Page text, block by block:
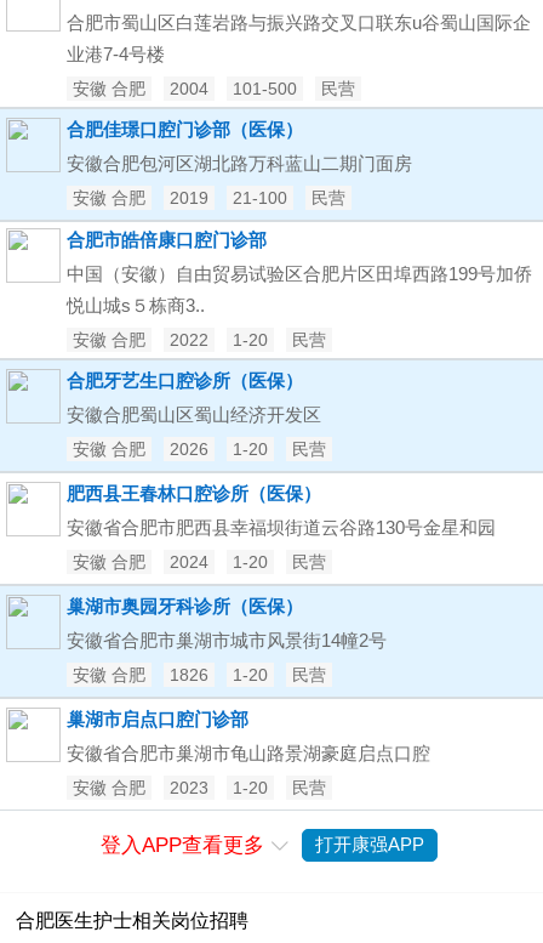
合肥市蜀山区白莲岩路与振兴路交叉口联东u谷蜀山国际企
业港7-4号楼
安徽 合肥 2004 101-500 民营
合肥佳璟口腔门诊部（医保）
安徽合肥包河区湖北路万科蓝山二期门面房
安徽 合肥 2019 21-100 民营
合肥市皓倍康口腔门诊部
中国（安徽）自由贸易试验区合肥片区田埠西路199号加侨
悦山城s５栋商3..
安徽 合肥 2022 1-20 民营
合肥牙艺生口腔诊所（医保）
安徽合肥蜀山区蜀山经济开发区
安徽 合肥 2026 1-20 民营
肥西县王春林口腔诊所（医保）
安徽省合肥市肥西县幸福坝街道云谷路130号金星和园
安徽 合肥 2024 1-20 民营
巢湖市奥园牙科诊所（医保）
安徽省合肥市巢湖市城市风景街14幢2号
安徽 合肥 1826 1-20 民营
巢湖市启点口腔门诊部
安徽省合肥市巢湖市龟山路景湖豪庭启点口腔
安徽 合肥 2023 1-20 民营
登入APP查看更多  打开康强APP
合肥医生护士相关岗位招聘